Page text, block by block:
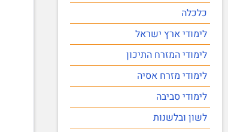
כלכלה
לימודי ארץ ישראל
לימודי המזרח התיכון
לימודי מזרח אסיה
לימודי סביבה
לשון ובלשנות